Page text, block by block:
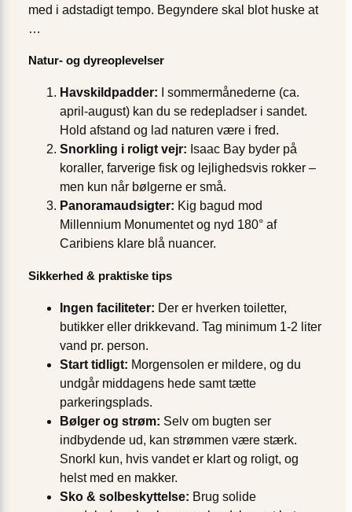
med i adstadigt tempo. Begyndere skal blot huske at
…
Natur- og dyreoplevelser
Havskildpadder: I sommermånederne (ca.
april-august) kan du se redepladser i sandet.
Hold afstand og lad naturen være i fred.
Snorkling i roligt vejr: Isaac Bay byder på
koraller, farverige fisk og lejlighedsvis rokker –
men kun når bølgerne er små.
Panoramaudsigter: Kig bagud mod
Millennium Monumentet og nyd 180° af
Caribiens klare blå nuancer.
Sikkerhed & praktiske tips
Ingen faciliteter: Der er hverken toiletter,
butikker eller drikkevand. Tag minimum 1-2 liter
vand pr. person.
Start tidligt: Morgensolen er mildere, og du
undgår middagens hede samt tætte
parkeringsplads.
Bølger og strøm: Selv om bugten ser
indbydende ud, kan strømmen være stærk.
Snorkl kun, hvis vandet er klart og roligt, og
helst med en makker.
Sko & solbeskyttelse: Brug solide